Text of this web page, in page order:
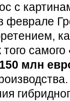
с
феврале
самого
150 млн